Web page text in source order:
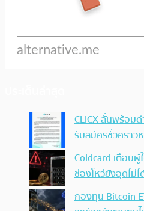
CLICX ลั่นพร้อม
รับสมัครชั่วคราว
Coldcard เตือน
ช่องโหว่ยังอุดไม่ไ
กองทุน Bitcoin